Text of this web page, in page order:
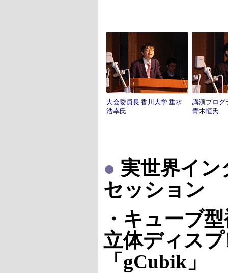
大会委員長 香川大学 垂水
浩幸氏
講演プログ
青木恒氏
● 実世界イ
セッション
・キューブ
立体ディス
「gCubik」